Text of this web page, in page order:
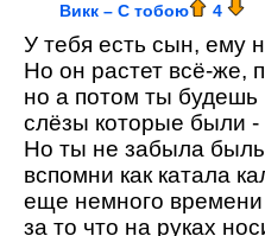
Викк – С тобою 4
У тебя есть сын, ему
Но он растет всё-же,
но а потом ты будешь
слёзы которые были -
Но ты не забыла
вспомни как катала
еще немного
за то что на руках